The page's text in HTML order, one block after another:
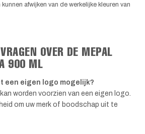
afwijken van de werkelijke kleuren van
OVER DE MEPAL
900 ML
een eigen logo mogelijk?
worden voorzien van een eigen logo.
om uw merk of boodschap uit te